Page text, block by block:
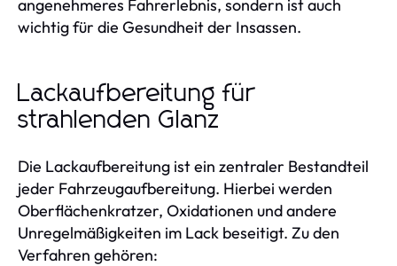
angenehmeres Fahrerlebnis, sondern ist auch
wichtig für die Gesundheit der Insassen.
Lackaufbereitung für
strahlenden Glanz
Die Lackaufbereitung ist ein zentraler Bestandteil
jeder Fahrzeugaufbereitung. Hierbei werden
Oberflächenkratzer, Oxidationen und andere
Unregelmäßigkeiten im Lack beseitigt. Zu den
Verfahren gehören: